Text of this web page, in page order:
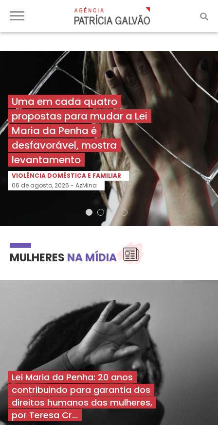
Uma em cada quatro
propostas para mudar a Lei
Maria da Penha é
desfavorável, mostra
levantamento
VIOLÊNCIA DOMÉSTICA E FAMILIAR
06 de agosto, 2026 - AzMina
MULHERES NA MÍDIA
Lei Maria da Penha: 20 anos
contribuindo para garantia dos
direitos humanos das mulheres,
por Teresa Cr...